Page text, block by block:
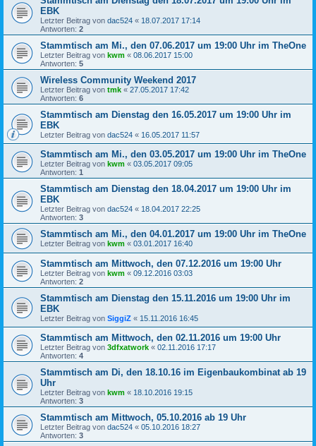
EBK
Letzter Beitrag von dac524 « 18.07.2017 17:14
Antworten: 2
Stammtisch am Mi., den 07.06.2017 um 19:00 Uhr im TheOne
Letzter Beitrag von kwm « 08.06.2017 15:00
Antworten: 5
Wireless Community Weekend 2017
Letzter Beitrag von tmk « 27.05.2017 17:42
Antworten: 6
Stammtisch am Dienstag den 16.05.2017 um 19:00 Uhr im
EBK
Letzter Beitrag von dac524 « 16.05.2017 11:57
Stammtisch am Mi., den 03.05.2017 um 19:00 Uhr im TheOne
Letzter Beitrag von kwm « 03.05.2017 09:05
Antworten: 1
Stammtisch am Dienstag den 18.04.2017 um 19:00 Uhr im
EBK
Letzter Beitrag von dac524 « 18.04.2017 22:25
Antworten: 3
Stammtisch am Mi., den 04.01.2017 um 19:00 Uhr im TheOne
Letzter Beitrag von kwm « 03.01.2017 16:40
Stammtisch am Mittwoch, den 07.12.2016 um 19:00 Uhr
Letzter Beitrag von kwm « 09.12.2016 03:03
Antworten: 2
Stammtisch am Dienstag den 15.11.2016 um 19:00 Uhr im
EBK
Letzter Beitrag von SiggiZ « 15.11.2016 16:45
Stammtisch am Mittwoch, den 02.11.2016 um 19:00 Uhr
Letzter Beitrag von 3dfxatwork « 02.11.2016 17:17
Antworten: 4
Stammtisch am Di, den 18.10.16 im Eigenbaukombinat ab 19
Uhr
Letzter Beitrag von kwm « 18.10.2016 19:15
Antworten: 3
Stammtisch am Mittwoch, 05.10.2016 ab 19 Uhr
Letzter Beitrag von dac524 « 05.10.2016 18:27
Antworten: 3